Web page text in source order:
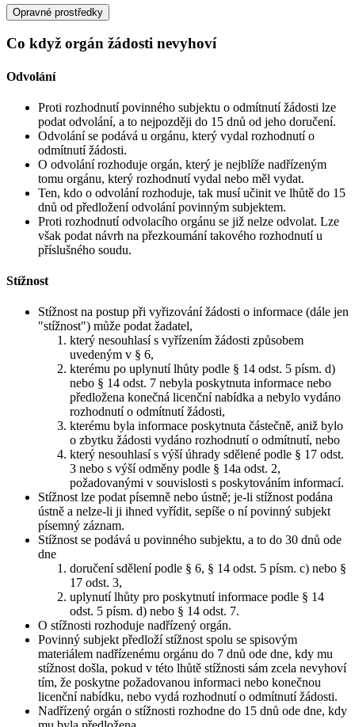
Opravné prostředky
Co když orgán žádosti nevyhoví
Odvolání
Proti rozhodnutí povinného subjektu o odmítnutí žádosti lze
podat odvolání, a to nejpozději do 15 dnů od jeho doručení.
Odvolání se podává u orgánu, který vydal rozhodnutí o
odmítnutí žádosti.
O odvolání rozhoduje orgán, který je nejblíže nadřízeným
tomu orgánu, který rozhodnutí vydal nebo měl vydat.
Ten, kdo o odvolání rozhoduje, tak musí učinit ve lhůtě do 15
dnů od předložení odvolání povinným subjektem.
Proti rozhodnutí odvolacího orgánu se již nelze odvolat. Lze
však podat návrh na přezkoumání takového rozhodnutí u
příslušného soudu.
Stížnost
Stížnost na postup při vyřizování žádosti o informace (dále jen
"stížnost") může podat žadatel,
který nesouhlasí s vyřízením žádosti způsobem
uvedeným v § 6,
kterému po uplynutí lhůty podle § 14 odst. 5 písm. d)
nebo § 14 odst. 7 nebyla poskytnuta informace nebo
předložena konečná licenční nabídka a nebylo vydáno
rozhodnutí o odmítnutí žádosti,
kterému byla informace poskytnuta částečně, aniž bylo
o zbytku žádosti vydáno rozhodnutí o odmítnutí, nebo
který nesouhlasí s výší úhrady sdělené podle § 17 odst.
3 nebo s výší odměny podle § 14a odst. 2,
požadovanými v souvislosti s poskytováním informací.
Stížnost lze podat písemně nebo ústně; je-li stížnost podána
ústně a nelze-li ji ihned vyřídit, sepíše o ní povinný subjekt
písemný záznam.
Stížnost se podává u povinného subjektu, a to do 30 dnů ode
dne
doručení sdělení podle § 6, § 14 odst. 5 písm. c) nebo §
17 odst. 3,
uplynutí lhůty pro poskytnutí informace podle § 14
odst. 5 písm. d) nebo § 14 odst. 7.
O stížnosti rozhoduje nadřízený orgán.
Povinný subjekt předloží stížnost spolu se spisovým
materiálem nadřízenému orgánu do 7 dnů ode dne, kdy mu
stížnost došla, pokud v této lhůtě stížnosti sám zcela nevyhoví
tím, že poskytne požadovanou informaci nebo konečnou
licenční nabídku, nebo vydá rozhodnutí o odmítnutí žádosti.
Nadřízený orgán o stížnosti rozhodne do 15 dnů ode dne, kdy